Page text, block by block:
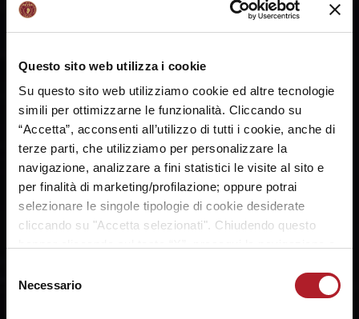
Questo sito web utilizza i cookie
Su questo sito web utilizziamo cookie ed altre tecnologie
simili per ottimizzarne le funzionalità. Cliccando su
“Accetta”, acconsenti all’utilizzo di tutti i cookie, anche di
terze parti, che utilizziamo per personalizzare la
navigazione, analizzare a fini statistici le visite al sito e
per finalità di marketing/profilazione; oppure potrai
selezionare le singole tipologie di cookie desiderate
cliccando su "Accetta selezionati". Chiudendo questo
fruizione del sito. Potrai modificare le tue preferenze in
ogni momento mediante il link “Impostazione dei cookie”
delNecessario
tutti.
SHARE: